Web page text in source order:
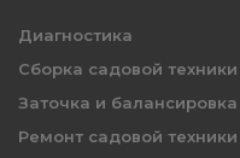
Диагностика
Сборка садовой техники
Заточка и
Ремонт садовой техники